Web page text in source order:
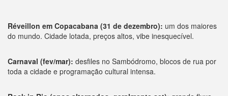
Réveillon em Copacabana (31 de dezembro): um dos maiores
do mundo. Cidade lotada, preços altos, vibe inesquecível.
Carnaval (fev/mar): desfiles no Sambódromo, blocos de rua por
toda a cidade e programação cultural intensa.